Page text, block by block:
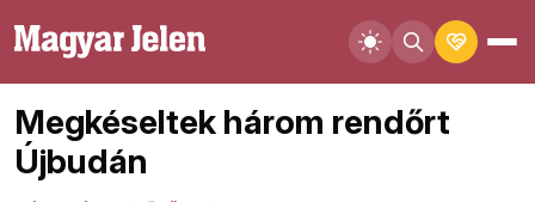
Megkéseltek három rendőrt
Újbudán